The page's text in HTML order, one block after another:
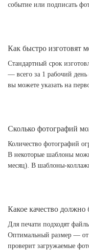
событие или подписать
Как быстро изготовят
Стандартный срок
— всего за 1 рабочий день
вы можете указать на
Сколько фотографий
Количество фотографий
В некоторые шаблоны
месяц). В шаблоны-
Какое качество
Для печати подходят
Оптимальный размер — от
проверит загружаемые